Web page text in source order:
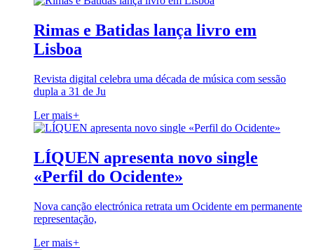
Rimas e Batidas lança livro em
Lisboa
Revista digital celebra uma década de música com sessão
dupla a 31 de Ju
Ler mais+
LÍQUEN apresenta novo single
«Perfil do Ocidente»
Nova canção electrónica retrata um Ocidente em permanente
representação,
Ler mais+